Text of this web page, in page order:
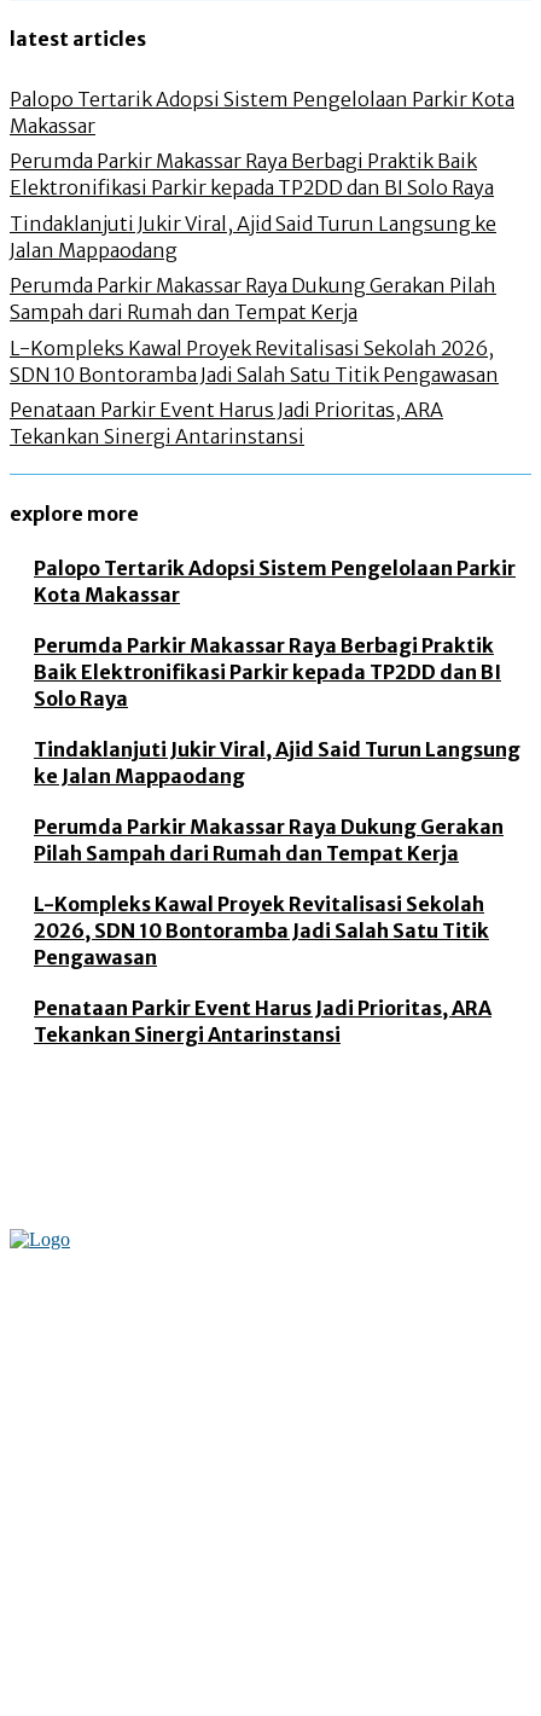
latest articles
Palopo Tertarik Adopsi Sistem Pengelolaan Parkir Kota
Makassar
Perumda Parkir Makassar Raya Berbagi Praktik Baik
Elektronifikasi Parkir kepada TP2DD dan BI Solo Raya
Tindaklanjuti Jukir Viral, Ajid Said Turun Langsung ke
Jalan Mappaodang
Perumda Parkir Makassar Raya Dukung Gerakan Pilah
Sampah dari Rumah dan Tempat Kerja
L-Kompleks Kawal Proyek Revitalisasi Sekolah 2026,
SDN 10 Bontoramba Jadi Salah Satu Titik Pengawasan
Penataan Parkir Event Harus Jadi Prioritas, ARA
Tekankan Sinergi Antarinstansi
explore more
Palopo Tertarik Adopsi Sistem Pengelolaan Parkir
Kota Makassar
Perumda Parkir Makassar Raya Berbagi Praktik
Baik Elektronifikasi Parkir kepada TP2DD dan BI
Solo Raya
Tindaklanjuti Jukir Viral, Ajid Said Turun Langsung
ke Jalan Mappaodang
Perumda Parkir Makassar Raya Dukung Gerakan
Pilah Sampah dari Rumah dan Tempat Kerja
L-Kompleks Kawal Proyek Revitalisasi Sekolah
2026, SDN 10 Bontoramba Jadi Salah Satu Titik
Pengawasan
Penataan Parkir Event Harus Jadi Prioritas, ARA
Tekankan Sinergi Antarinstansi